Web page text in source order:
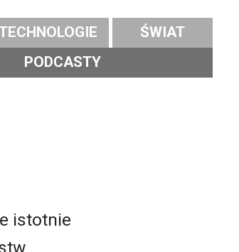
ŚWIAT
PODCASTY
istotnie